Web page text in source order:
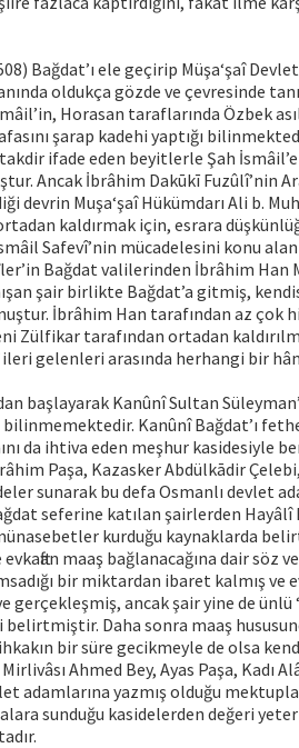
Bağdat’ı ele geçirip Müşa‘şaî
oldukça gözde ve çevresinde
Horasan taraflarında Özbek
şarap kadehi yaptığı
takdir ifade eden beyitlerle Şah
Ancak İbrâhim Dakūkī Fuzûlî’nin
devrin Muşa‘şaî Hükümdarı Ali b.
kaldırmak için, esrara
Safevî’nin mücadelesini konu alan
Bağdat valilerinden İbrâhim Han
şair birlikte Bağdat’a gitmiş,
İbrâhim Han tarafından az çok
Zülfikar tarafından ortadan
gelenleri arasında herhangi bir
başlayarak Kanûnî Sultan
bilinmemektedir. Kanûnî Bağdat’ı
da ihtiva eden meşhur kasidesiyle
Paşa, Kazasker Abdülkādir
sunarak bu defa Osmanlı devlet
seferine katılan şairlerden Hayâlî
kurduğu kaynaklarda
evkaftan maaş bağlanacağına dair
bir miktardan ibaret kalmış
gerçekleşmiş, ancak şair yine de
Daha sonra maaş
bir süre gecikmeyle de olsa
Ahmed Bey, Ayas Paşa, Kadı
adamlarına yazmış olduğu
sunduğu kasidelerden değeri